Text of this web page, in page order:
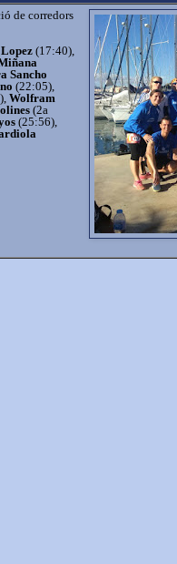
de corredors
(17:40),
Sancho
(22:05),
Wolfram
(2a
(25:56),